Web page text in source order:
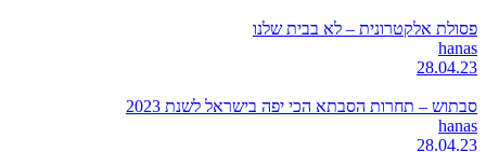
פסולת אלקטרונית – לא בבית שלנו
hanas
28.04.23
סבתוש – תחרות הסבתא הכי יפה בישראל לשנת 2023
hanas
28.04.23